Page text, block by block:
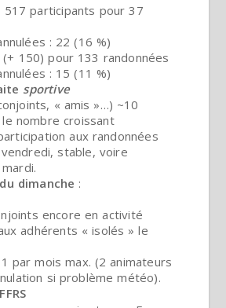
participants pour 37
: 22 (16 %)
150) pour 133 randonnées
: 15 (11 %)
sportive
« amis »…) ~10
nombre croissant
aux randonnées
stable, voire
dimanche :
encore en activité
adhérents « isolés » le
par mois max. (2 animateurs
si problème météo).
FFRS